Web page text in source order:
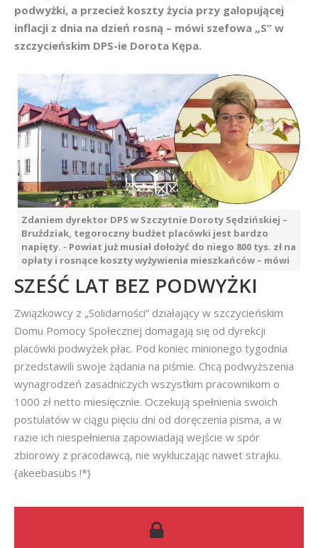
podwyżki, a przecież koszty życia przy galopującej
inflacji z dnia na dzień rosną – mówi szefowa „S” w
szczycieńskim DPS-ie Dorota Kępa.
Zdaniem dyrektor DPS w Szczytnie Doroty Sędzińskiej –
Bruździak, tegoroczny budżet placówki jest bardzo
napięty. - Powiat już musiał dołożyć do niego 800 tys. zł na
opłaty i rosnące koszty wyżywienia mieszkańców – mówi
SZEŚĆ LAT BEZ PODWYŻKI
Związkowcy z „Solidarności” działający w szczycieńskim
Domu Pomocy Społecznej domagają się od dyrekcji
placówki podwyżek płac. Pod koniec minionego tygodnia
przedstawili swoje żądania na piśmie. Chcą podwyższenia
wynagrodzeń zasadniczych wszystkim pracownikom o
1000 zł netto miesięcznie. Oczekują spełnienia swoich
postulatów w ciągu pięciu dni od doręczenia pisma, a w
razie ich niespełnienia zapowiadają wejście w spór
zbiorowy z pracodawcą, nie wykluczając nawet strajku.
{akeebasubs !*}